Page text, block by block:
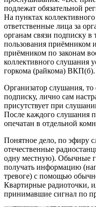
подлежат обязательной
На пунктах
ответственные лица за
органам связи подписку
пользования приёмником
приёмником по законам
коллективного слушания
горкома (райкома) ВКП(б).
Организатор слушания, то
подписку, лично сам
присутствует при
После каждого слушания
опечатан в отдельной
Понятное дело, по эфиру
отечественные
одну местную). Обычные
получать информацию
тревоге) с помощью
Квартирные радиоточки,
принимавшие сигнал по